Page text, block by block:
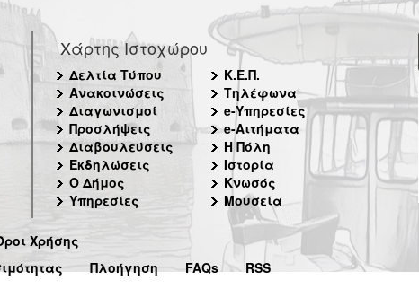
Χάρτης Ιστοχώρου
Δελτία Τύπου
Ανακοινώσεις
Διαγωνισμοί
Προσλήψεις
Διαβουλεύσεις
Εκδηλώσεις
Ο Δήμος
Υπηρεσίες
Κ.Ε.Π.
Τηλέφωνα
e-Υπηρεσίες
e-Αιτήματα
Η Πόλη
Ιστορία
Κνωσός
Μουσεία
Χρήσης
Πλοήγηση FAQs RSS